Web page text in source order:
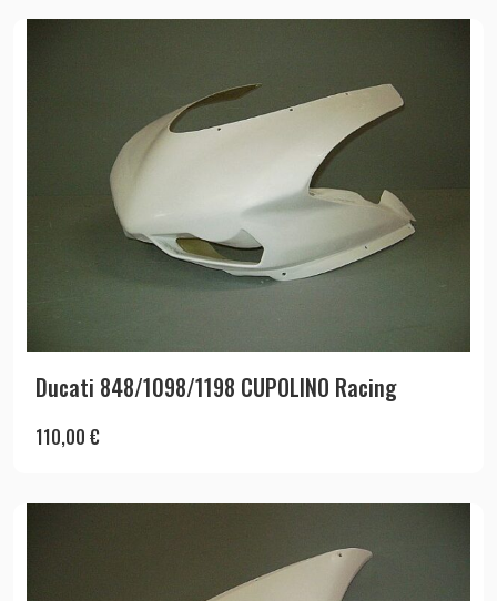
Ducati 848/1098/1198 CUPOLINO Racing
110,00 €